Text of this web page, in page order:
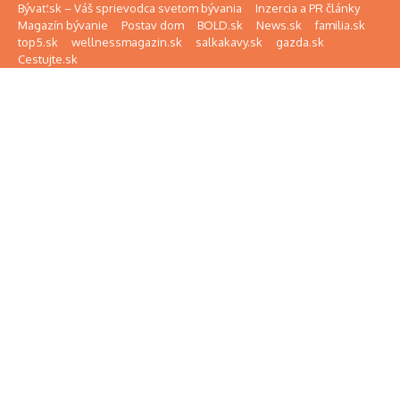
Preskočiť na obsah
Bývať.sk – Váš sprievodca svetom bývania
Inzercia a PR články
Magazín bývanie
Postav dom BOLD.sk News.sk
familia.sk
top5.sk
wellnessmagazin.sk salkakavy.sk
gazda.sk
Cestujte.sk